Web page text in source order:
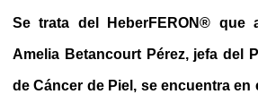
Se trata del HeberFERON® que
Amelia Betancourt Pérez, jefa del
de Cáncer de Piel, se encuentra